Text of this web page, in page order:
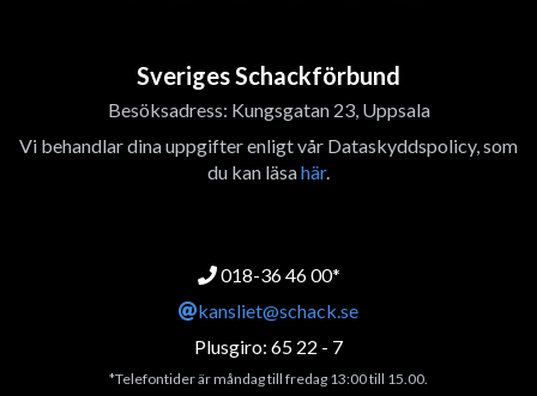
Sveriges Schackförbund
Besöksadress: Kungsgatan 23, Uppsala
Vi behandlar dina uppgifter enligt vår Dataskyddspolicy, som
du kan läsahär.
018-36 46 00*
kansliet@schack.se
Plusgiro: 65 22 - 7
*Telefontider är måndag till fredag 13:00 till 15.00.